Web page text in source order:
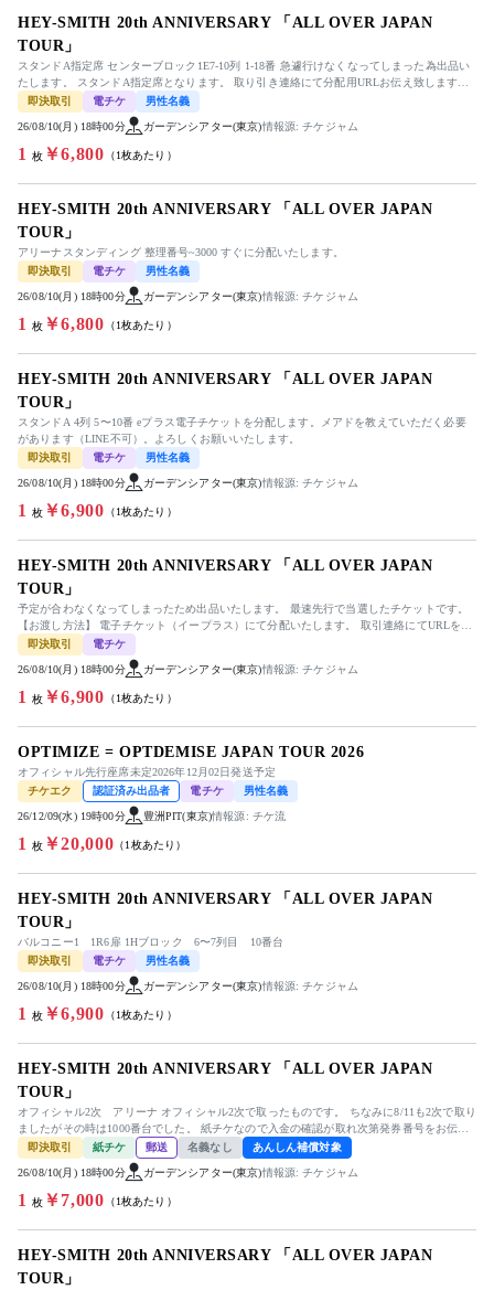
HEY-SMITH 20th ANNIVERSARY 「ALL OVER JAPAN
TOUR」
スタンドA指定席 センターブロック1E7-10列 1-18番 急遽行けなくなってしまった為出品い
たします。 スタンドA指定席となります。 取り引き連絡にて分配用URLお伝え致します。
よろしくお...
即決取引 電チケ 男性名義
26/08/10(月) 18時00分 ガーデンシアター(東京)情報源: チケジャム
1 枚￥6,800 （1枚あたり）
HEY-SMITH 20th ANNIVERSARY 「ALL OVER JAPAN
TOUR」
アリーナスタンディング 整理番号~3000 すぐに分配いたします。
即決取引
電チケ 男性名義
26/08/10(月) 18時00分 ガーデンシアター(東京)情報源: チケジャム
1 枚￥6,800 （1枚あたり）
HEY-SMITH 20th ANNIVERSARY 「ALL OVER JAPAN
TOUR」
スタンドA 4列 5〜10番 eプラス電子チケットを分配します。メアドを教えていただく必要
があります（LINE不可）。よろしくお願いいたします。
即決取引
電チケ 男性名義
26/08/10(月) 18時00分 ガーデンシアター(東京)情報源: チケジャム
1 枚￥6,900 （1枚あたり）
HEY-SMITH 20th ANNIVERSARY 「ALL OVER JAPAN
TOUR」
予定が合わなくなってしまったため出品いたします。 最速先行で当選したチケットです。
【お渡し方法】 電子チケット（イープラス）にて分配いたします。 取引連絡にてURLをお
送りします。
即決取引 電チケ
26/08/10(月) 18時00分 ガーデンシアター(東京)情報源: チケジャム
1 枚￥6,900 （1枚あたり）
OPTIMIZE = OPTDEMISE JAPAN TOUR 2026
オフィシャル先行座席未定2026年12月02日発送予定
チケエク
認証済み出品者 電チケ 男性名義
26/12/09(水) 19時00分 豊洲PIT(東京)情報源: チケ流
1 枚￥20,000 （1枚あたり）
HEY-SMITH 20th ANNIVERSARY 「ALL OVER JAPAN
TOUR」
バルコニー1 1R6扉 1Hブロック 6〜7列目 10番台
即決取引
電チケ 男性名義
26/08/10(月) 18時00分 ガーデンシアター(東京)情報源: チケジャム
1 枚￥6,900 （1枚あたり）
HEY-SMITH 20th ANNIVERSARY 「ALL OVER JAPAN
TOUR」
オフィシャル2次 アリーナ オフィシャル2次で取ったものです。 ちなみに8/11も2次で取り
ましたがその時は1000番台でした。 紙チケなので入金の確認が取れ次第発券番号をお伝え
いたします。 フ...
即決取引 紙チケ 郵送 名義なし あんしん補償対象
26/08/10(月) 18時00分 ガーデンシアター(東京)情報源: チケジャム
1 枚￥7,000 （1枚あたり）
HEY-SMITH 20th ANNIVERSARY 「ALL OVER JAPAN
TOUR」